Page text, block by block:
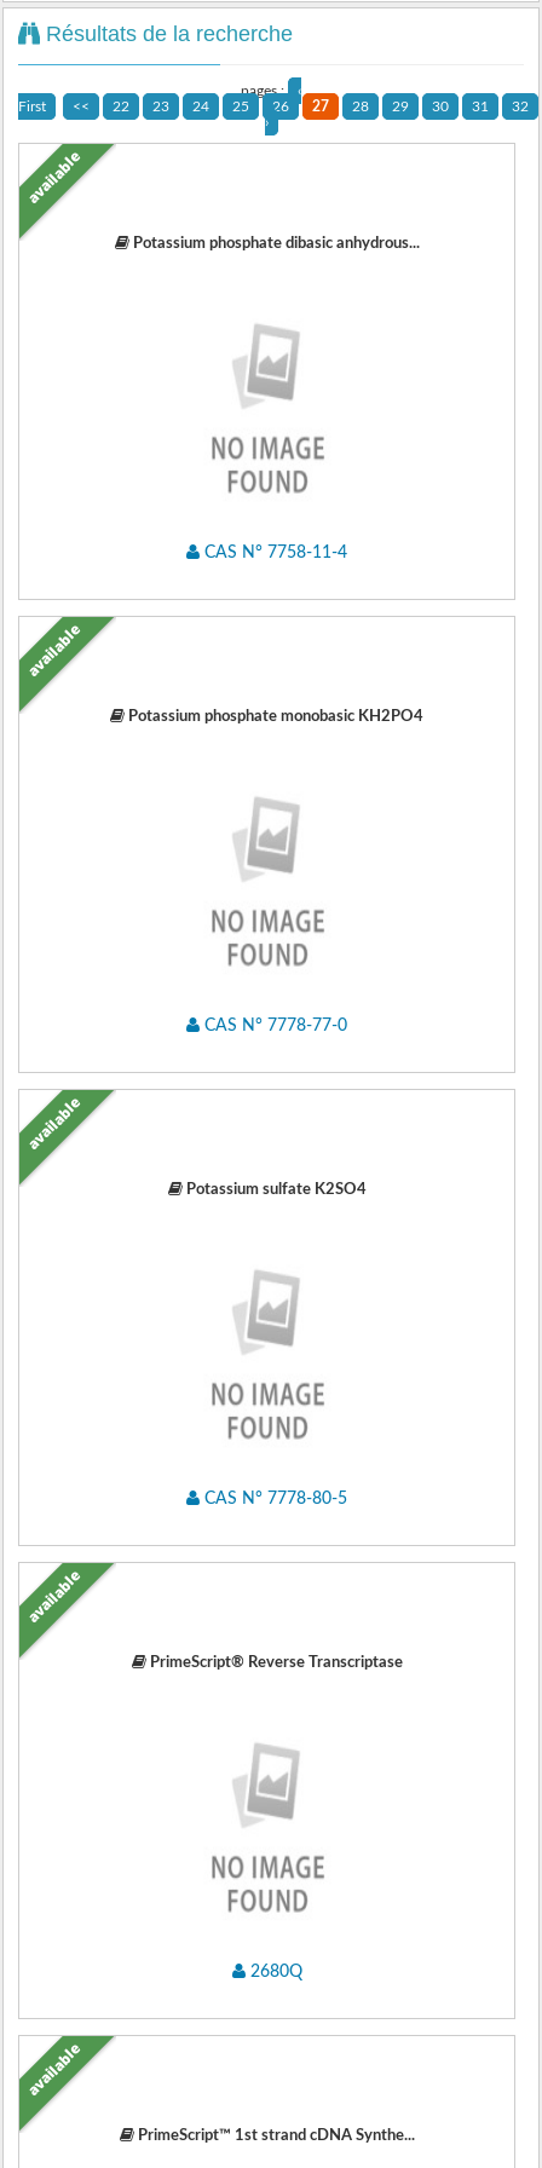
Résultats de la recherche
pages :
‹
First
<< 22 23 24 25 26 27 28 29 30 31
32
›
Potassium phosphate dibasic anhydrous...
available
CAS N° 7758-11-4
Potassium phosphate monobasic KH2PO4
available
CAS N° 7778-77-0
Potassium sulfate K2SO4
available
CAS N° 7778-80-5
PrimeScript® Reverse Transcriptase
available
2680Q
PrimeScript™ 1st strand cDNA Synthe...
available